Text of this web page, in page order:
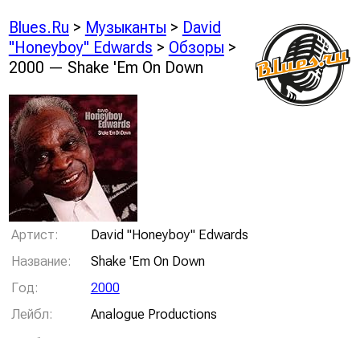
Blues.Ru > Музыканты > David
"Honeyboy" Edwards > Обзоры >
2000 — Shake 'Em On Down
Артист:
David "Honeyboy" Edwards
Название:
Shake 'Em On Down
Год:
2000
Лейбл:
Analogue Productions